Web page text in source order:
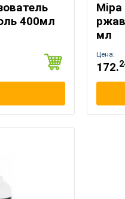
Выберите язык
UA RU
400мл
мл
Цена:
172.